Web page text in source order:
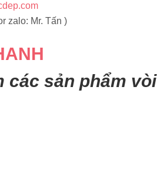
zalo: Mr. Tấn )
các sản phẩm vòi